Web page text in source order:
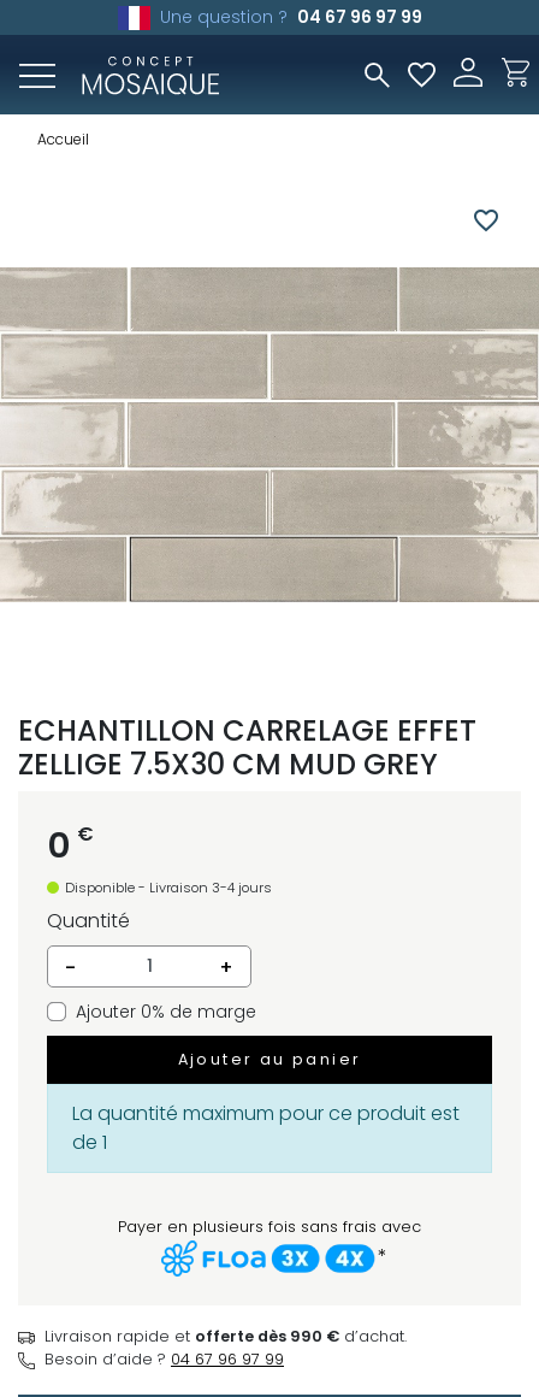
Une question ? 04 67 96 97 99
Accueil
favorite_border
ECHANTILLON CARRELAGE EFFET
ZELLIGE 7.5X30 CM MUD GREY
0 €
Disponible - Livraison 3-4 jours
Quantité
-
+
Ajouter 0% de marge
Ajouter au panier
La quantité maximum pour ce produit est
de 1
Payer en plusieurs fois sans frais avec
*
Livraison rapide et offerte dès 990 € d’achat.
Besoin d’aide ? 04 67 96 97 99